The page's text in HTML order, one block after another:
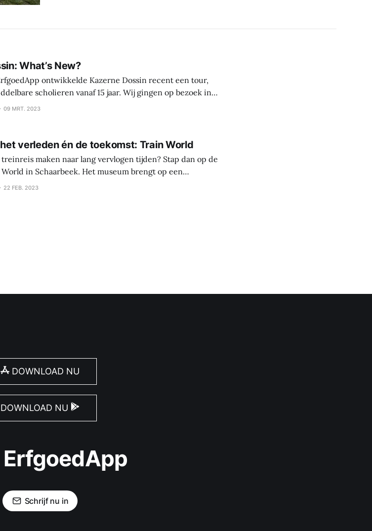
What’s New?
ontwikkelde Kazerne Dossin recent een tour,
scholieren vanaf 15 jaar. Wij gingen op bezoek in
aan de hand van 'Kazerne Dossin: What’s New?'
09 MRT. 2023
verleden én de toekomst: Train World
maken naar lang vervlogen tijden? Stap dan op de
in Schaarbeek. Het museum brengt op een
interactieve manier de geschiedenis van de Belgische
22 FEB. 2023
DOWNLOAD NU
DOWNLOAD NU
Schrijf nu in